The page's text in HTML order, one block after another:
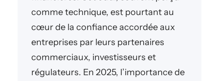
comme technique, est pourtant au
cœur de la confiance accordée aux
entreprises par leurs partenaires
commerciaux, investisseurs et
régulateurs. En 2025, l’importance de